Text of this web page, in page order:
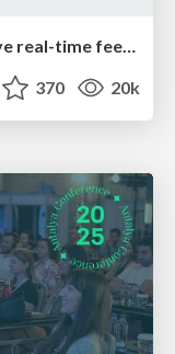
Building Better People: How to give real-time feedback that sticks.
370 20k